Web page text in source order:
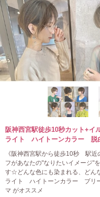
阪神西宮駅徒歩10秒カット+
ライト ハイトーンカラー 脱
《阪神西宮駅から徒歩10秒 駅近
フがあなたの"なりたいイメージ"
す☆どんな色にも染まれる、どん
ライト ハイトーンカラー ブリ
マ がオススメ